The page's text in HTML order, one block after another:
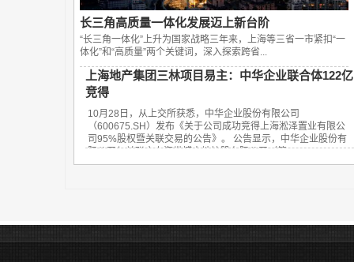
长三角高质量一体化发展迈上新台阶
“长三角一体化”上升为国家战略三年来，上海等三省一市紧扣“一
体化”和“高质量”两个关键词，深入探索跨省...
上海地产集团三林项目易主：中华企业联合体122亿
竞得
10月28日，从上交所获悉，中华企业股份有限公司
（600675.SH）发布《关于公司成功竞得上海淞泽置业有限公
司95%股权暨关联交易的公告》。 公告显示，中华企业股份有
限公司与关联方上海世博土地控股有限公司（简...